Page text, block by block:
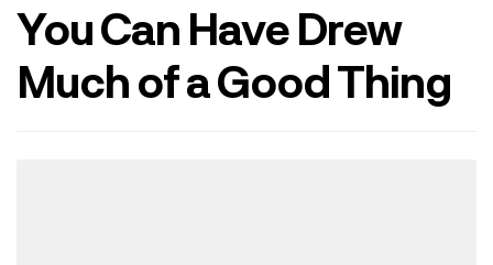
You Can Have Drew
Much of a Good Thing